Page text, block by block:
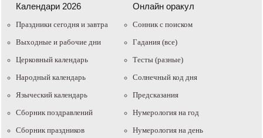
Календари 2026
Праздники сегодня и завтра
Выходные и рабочие дни
Церковный календарь
Народный календарь
Языческий календарь
Сборник поздравлений
Сборник праздников
Онлайн оракул
Cонник с поиском
Гадания (все)
Тесты (разные)
Солнечный код дня
Предсказания
Нумерология на год
Нумерология на день